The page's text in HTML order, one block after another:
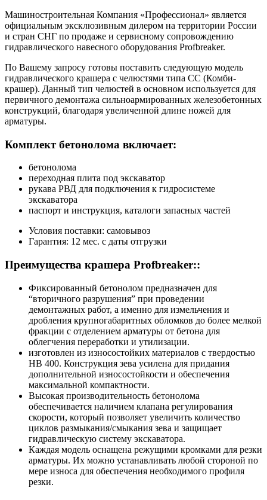
Машиностроительная Компания «Профессионал» является
официальным эксклюзивным дилером на территории России
и стран СНГ по продаже и сервисному сопровождению
гидравлического навесного оборудования Profbreaker.
По Вашему запросу готовы поставить следующую модель
гидравлического крашера с челюстями типа CС (Комби-
крашер). Данный тип челюстей в основном используется для
первичного демонтажа сильноармированных железобетонных
конструкций, благодаря увеличенной длине ножей для
арматуры.
Комплект бетонолома включает:
бетонолома
переходная плита под экскаватор
рукава РВД для подключения к гидросистеме
экскаватора
паспорт и инструкция, каталоги запасных частей
Условия поставки: самовывоз
Гарантия: 12 мес. с даты отгрузки
Преимущества крашера Profbreaker::
Фиксированный бетонолом предназначен для
“вторичного разрушения” при проведении
демонтажных работ, а именно для измельчения и
дробления крупногабаритных обломков до более мелкой
фракции с отделением арматуры от бетона для
облегчения переработки и утилизации.
изготовлен из износостойких материалов с твердостью
HB 400. Конструкция зева усилена для придания
дополнительной износостойкости и обеспечения
максимальной компактности.
Высокая производительность бетонолома
обеспечивается наличием клапана регулирования
скорости, который позволяет увеличить количество
циклов размыкания/смыкания зева и защищает
гидравлическую систему экскаватора.
Каждая модель оснащена режущими кромками для резки
арматуры. Их можно устанавливать любой стороной по
мере износа для обеспечения необходимого профиля
резки.